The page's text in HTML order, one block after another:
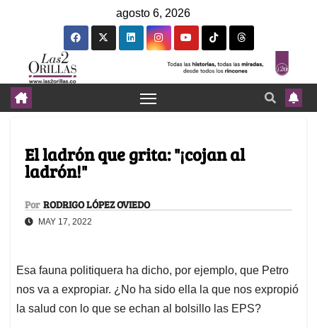
agosto 6, 2026
El ladrón que grita: "¡cojan al
ladrón!"
Por RODRIGO LÓPEZ OVIEDO
MAY 17, 2022
Esa fauna politiquera ha dicho, por ejemplo, que Petro
nos va a expropiar. ¿No ha sido ella la que nos expropió
la salud con lo que se echan al bolsillo las EPS?